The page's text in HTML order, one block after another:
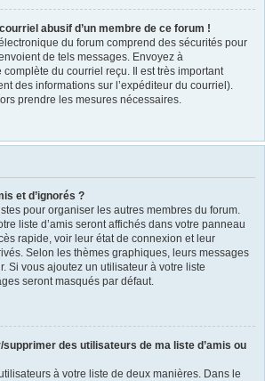
abusif d’un membre de ce forum !
du forum comprend des sécurités pour
de tels messages. Envoyez à
complète du courriel reçu. Il est très important
des informations sur l’expéditeur du courriel).
prendre les mesures nécessaires.
et d’ignorés ?
pour organiser les autres membres du forum.
liste d’amis seront affichés dans votre panneau
rapide, voir leur état de connexion et leur
Selon les thèmes graphiques, leurs messages
Si vous ajoutez un utilisateur à votre liste
seront masqués par défaut.
des utilisateurs de ma liste d’amis ou
à votre liste de deux manières. Dans le